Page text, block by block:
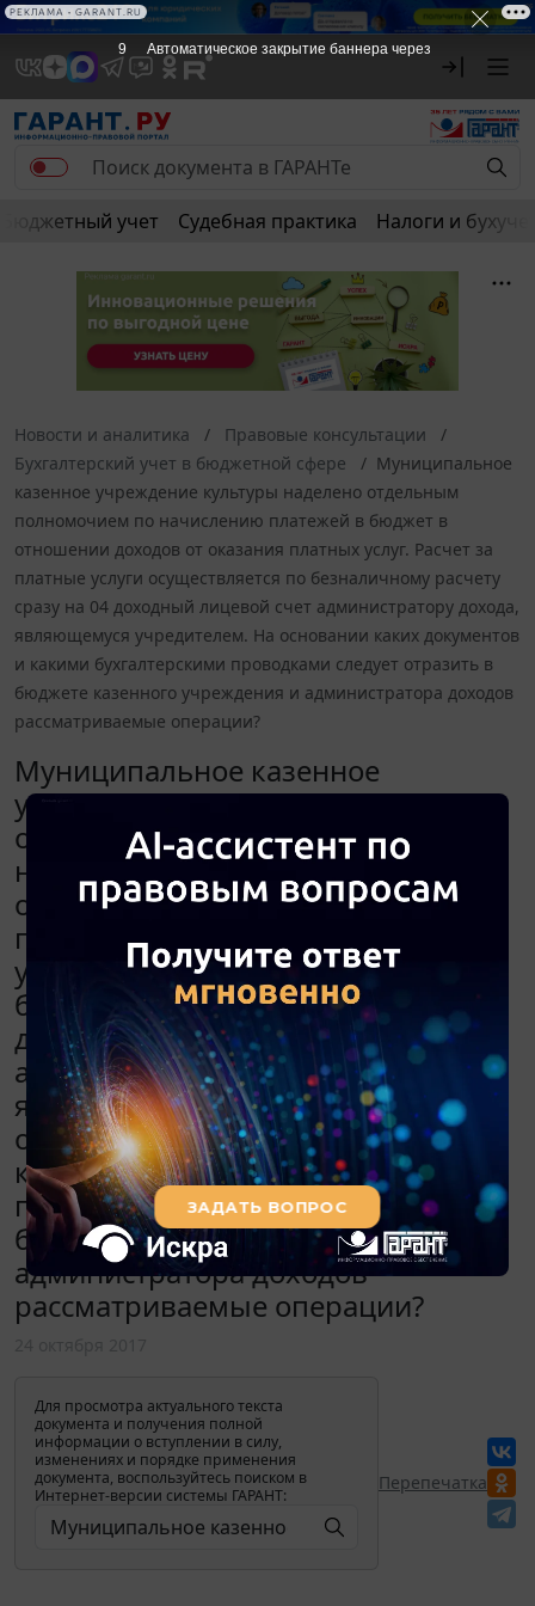
Бюджетный учет Судебная практика Налоги и
Новости и аналитика
Правовые консультации
Бухгалтерский учет в бюджетной сфере
Муниципальное
казенное учреждение культуры наделено отдельным
полномочием по начислению платежей в бюджет в
отношении доходов от оказания платных услуг. Расчет за
платные услуги осуществляется по безналичному расчету
сразу на 04 доходный лицевой счет администратору дохода,
являющемуся учредителем. На основании каких документов
и какими бухгалтерскими проводками следует отразить в
бюджете казенного учреждения и администратора доходов
рассматриваемые операции?
Муниципальное казенное
учреждение культуры наделено
отдельным полномочием по
начислению платежей в бюджет в
отношении доходов от оказания
платных услуг. Расчет за платные
услуги осуществляется по
безналичному расчету сразу на 04
доходный лицевой счет
администратору дохода,
являющемуся учредителем. На
основании каких документов и
какими бухгалтерскими
проводками следует отразить в
бюджете казенного учреждения и
администратора доходов
рассматриваемые операции?
Для просмотра актуального текста
документа и получения полной
информации о вступлении в силу,
изменениях и порядке применения
документа, воспользуйтесь поиском в
Интернет-версии системы ГАРАНТ:
Перепечатка
9 Автоматическое закрытие баннера через
РЕКЛАМА • GARANT.RU